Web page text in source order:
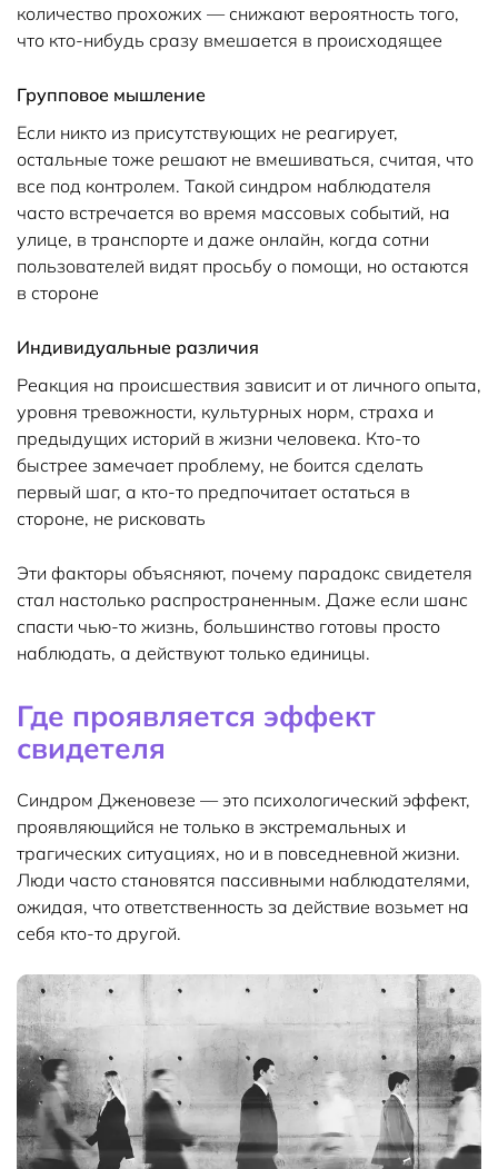
количество прохожих — снижают вероятность того,
что кто-нибудь сразу вмешается в происходящее
Групповое мышление
Если никто из присутствующих не реагирует,
остальные тоже решают не вмешиваться, считая, что
все под контролем. Такой синдром наблюдателя
часто встречается во время массовых событий, на
улице, в транспорте и даже онлайн, когда сотни
пользователей видят просьбу о помощи, но остаются
в стороне
Индивидуальные различия
Реакция на происшествия зависит и от личного опыта,
уровня тревожности, культурных норм, страха и
предыдущих историй в жизни человека. Кто-то
быстрее замечает проблему, не боится сделать
первый шаг, а кто-то предпочитает остаться в
стороне, не рисковать
Эти факторы объясняют, почему парадокс свидетеля
стал настолько распространенным. Даже если шанс
спасти чью-то жизнь, большинство готовы просто
наблюдать, а действуют только единицы.
Где проявляется эффект
свидетеля
Синдром Дженовезе — это психологический эффект,
проявляющийся не только в экстремальных и
трагических ситуациях, но и в повседневной жизни.
Люди часто становятся пассивными наблюдателями,
ожидая, что ответственность за действие возьмет на
себя кто-то другой.